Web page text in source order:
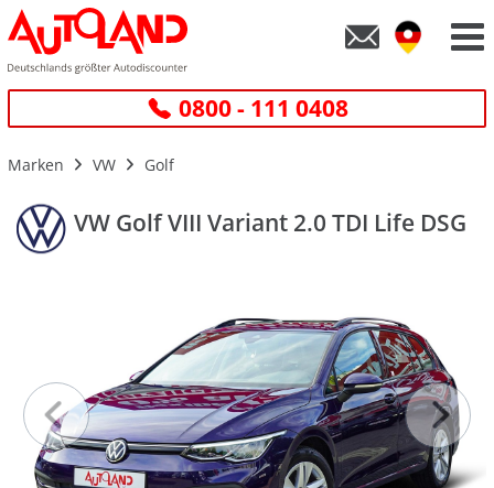
0800 - 111 0408
Marken VW Golf
VW Golf VIII Variant 2.0 TDI Life DSG